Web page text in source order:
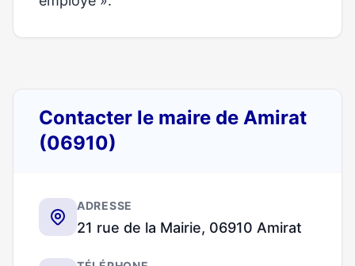
Contacter le maire de Amirat
(06910)
ADRESSE
21 rue de la Mairie, 06910 Amirat